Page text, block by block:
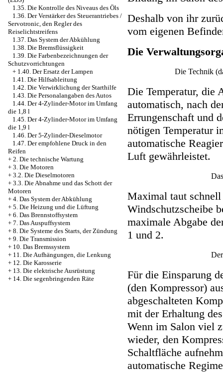
1.35. Die Kontrolle des Niveaus des Öls
1.36. Der Verstärker des Steuerantriebes /
Servotronic, den Regler des
Reiselichtstreifens
1.37. Das System der Abkühlung
1.38. Die Bremsflüssigkeit
1.39. Die Farbenbezeichnungen der
Schutzvorrichtungen
+ 1.40. Der Ersatz der Lampen
1.41. Die Hilfsableitung
1.42. Die Verwirklichung der Starthilfe
1.43. Die Personalangaben des Autos
1.44. Der 4-Zylinder-Motor im Umfang
die 1,8 l
1.45. Der 4-Zylinder-Motor im Umfang
die 1,9 l
1.46. Der 5-Zylinder-Dieselmotor
1.47. Der empfohlene Druck in den
Reifen
+ 2. Die technische Wartung
+ 3. Die Motoren
+ 3.2. Die Dieselmotoren
+ 3.3. Die Abnahme und das Schott der
Motoren
+ 4. Das System der Abkühlung
+ 5. Die Heizung und die Lüftung
+ 6. Das Brennstoffsystem
+ 7. Das Auspuffsystem
+ 8. Die Systeme des Starts, der Zündung
+ 9. Die Transmission
+ 10. Das Bremssystem
+ 11. Die Aufhängungen, die Lenkung
+ 12. Die Karosserie
+ 13. Die elektrische Ausrüstung
+ 14. Die segenbringenden Räte
Deshalb von ihr
vom eigenen
Die
Die Technik
Die Temperatur, die
automatisch, nach
Errungenschaft und
nötigen Temperatur
automatische
Luft gewährleistet.
Maximal taut
Windschutzscheibe
maximale Abgabe
1 und 2.
Für die Einsparung
(den Kompressor)
abgeschalteten
mit der Erhaltung
Wenn im Salon viel
wieder, den
Schaltfläche
automatische